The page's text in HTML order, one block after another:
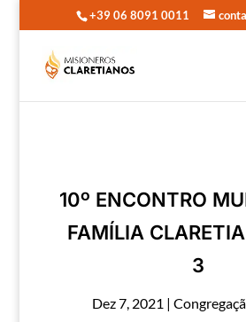
+39 06 8091 0011
10º ENCONTRO
FAMÍLIA
3
Dez 7, 2021 |